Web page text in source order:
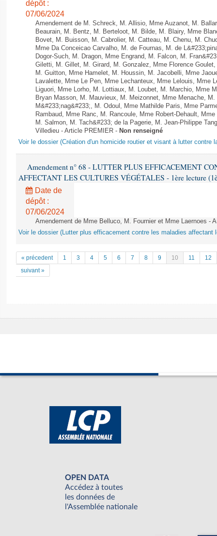
dépôt :
07/06/2024
Amendement de M. Schreck, M. Allisio, Mme Auzanot, M.
Beaurain, M. Bentz, M. Berteloot, M. Bilde, M. Blairy, Mme
Bovet, M. Buisson, M. Cabrolier, M. Catteau, M. Chenu, M.
Mme Da Conceicao Carvalho, M. de Fournas, M. de
Dogor-Such, M. Dragon, Mme Engrand, M. Falcon, M.
Giletti, M. Gillet, M. Girard, M. Gonzalez, Mme Florence
M. Guitton, Mme Hamelet, M. Houssin, M. Jacobelli, Mme
Lavalette, Mme Le Pen, Mme Lechanteux, Mme Lelouis, Mme
Liguori, Mme Lorho, M. Lottiaux, M. Loubet, M. Marchio, Mme
Bryan Masson, M. Mauvieux, M. Meizonnet, Mme Menache,
M&#233;nag&#233;, M. Odoul, Mme Mathilde Paris, Mme
Rambaud, Mme Ranc, M. Rancoule, Mme Robert-Dehault,
M. Salmon, M. Tach&#233; de la Pagerie, M. Jean-Philippe
Villedieu - Article PREMIER - Non renseigné
Voir le dossier (Création d'un homicide routier et visant à lutter contre
Amendement n° 68 - LUTTER PLUS EFFICACEMENT
AFFECTANT LES CULTURES VÉGÉTALES - 1ère lecture
Date de
dépôt :
07/06/2024
Amendement de Mme Belluco, M. Fournier et Mme Laernoes -
Voir le dossier (Lutter plus efficacement contre les maladies affectant
« précedent 1 3 4 5 6 7 8 9 10 11
12
suivant »
OPEN DATA
Accédez à toutes
les données de
l'Assemblée nationale